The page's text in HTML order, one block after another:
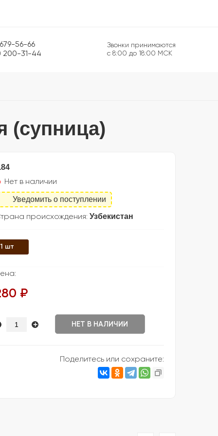
56-66
200-31-44
Звонки принимаются
с 8:00 до 18:00 МСК
(супница)
Нет в наличии
Уведомить о поступлении
происхождения:Узбекистан
1 шт
₽
+ НЕТ В НАЛИЧИИ
Поделитесь или сохраните: